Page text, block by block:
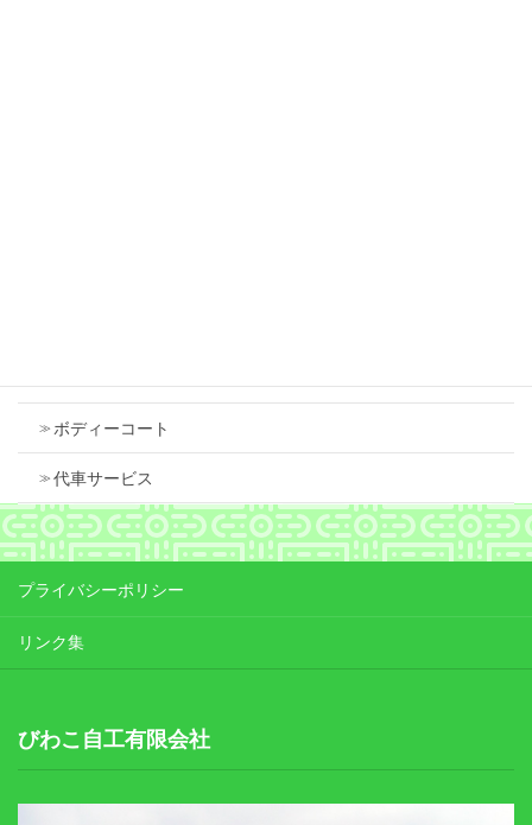
ボディーコート
代車サービス
プライバシーポリシー
リンク集
びわこ自工有限会社